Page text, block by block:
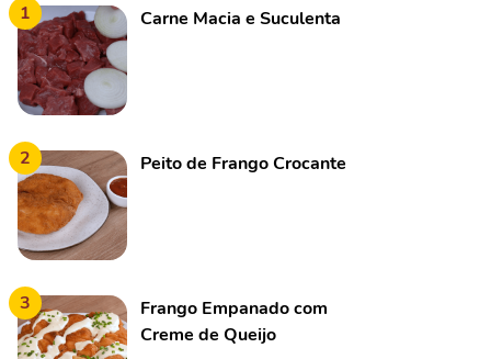
1 Carne Macia e Suculenta
2 Peito de Frango Crocante
3
Frango Empanado com
Creme de Queijo